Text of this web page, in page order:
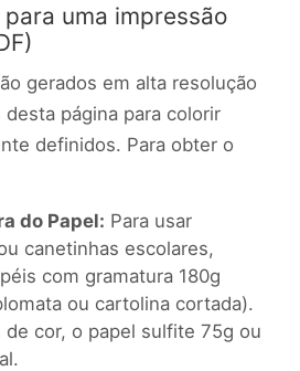
uma impressão
gerados em alta resolução
página para colorir
definidos. Para obter o
do Papel: Para usar
canetinhas escolares,
com gramatura 180g
ou cartolina cortada).
de cor, o papel sulfite 75g ou